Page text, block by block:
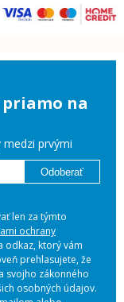
na
prvými
Odoberať
len za týmto
ochrany
odkaz, ktorý vám
prehlasujete, že
svojho zákonného
osobných údajov.